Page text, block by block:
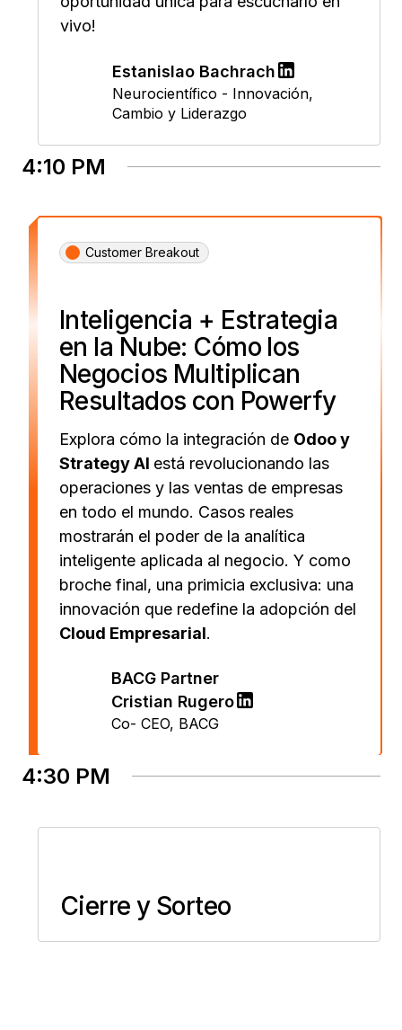
vivo!
Estanislao Bachrach
Neurocientífico - Innovación,
Cambio y Liderazgo
4:10 PM
Customer Breakout
Inteligencia + Estrategia
en la Nube: Cómo los
Negocios Multiplican
Resultados con Powerfy
Explora cómo la integración de Odoo y
Strategy AI está revolucionando las
operaciones y las ventas de empresas
en todo el mundo. Casos reales
mostrarán el poder de la analítica
inteligente aplicada al negocio. Y como
broche final, una primicia exclusiva: una
innovación que redefine la adopción del
Cloud Empresarial.
BACG Partner
Cristian Rugero
Co- CEO, BACG
4:30 PM
Cierre y Sorteo